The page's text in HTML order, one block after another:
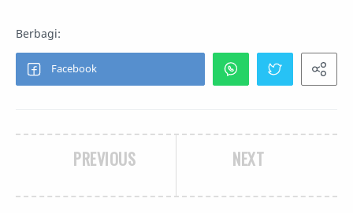
NEXT
PREVIOUS